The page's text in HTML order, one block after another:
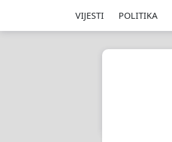
VIJESTI POLITIKA